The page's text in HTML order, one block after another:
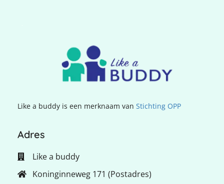
Like a buddy is een merknaam van Stichting OPP
Adres
Like a buddy
Koninginneweg 171 (Postadres)